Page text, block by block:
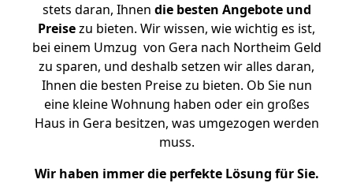
stets daran, Ihnen die besten Angebote und
Preisezu bieten. Wir wissen, wie wichtig es ist,
bei einem Umzug von Gera nach Northeim Geld
zu sparen, und deshalb setzen wir alles daran,
Ihnen die besten Preise zu bieten. Ob Sie nun
eine kleine Wohnung haben oder ein großes
Haus in Gera besitzen, was umgezogen werden
muss.
Wir haben immer die perfekte Lösung für Sie.